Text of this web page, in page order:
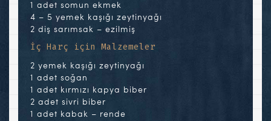
1 adet somun ekmek
4 – 5 yemek kaşığı zeytinyağı
2 diş sarımsak – ezilmiş
İç Harç için Malzemeler
2 yemek kaşığı zeytinyağı
1 adet soğan
1 adet kırmızı kapya biber
2 adet sivri biber
1 adet kabak – rende